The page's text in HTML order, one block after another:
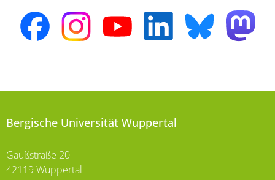
Bergische Universität Wuppertal
Gaußstraße 20
42119 Wuppertal